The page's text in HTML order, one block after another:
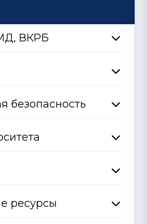
ВКРБ
безопасность
ресурсы